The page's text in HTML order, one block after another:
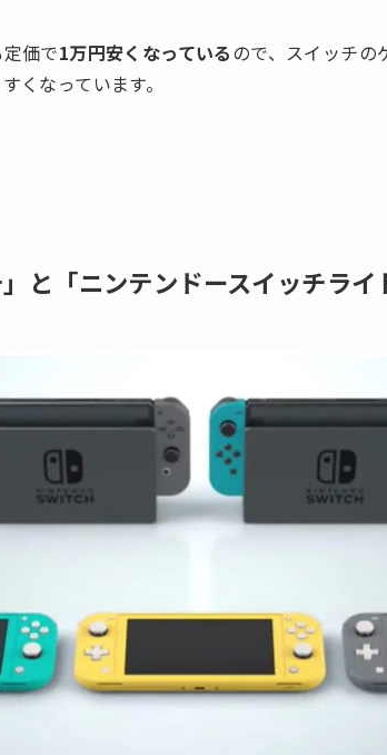
価で1万円安くなっているので、スイッチの
くなっています。
」と「ニンテンドースイッチラ